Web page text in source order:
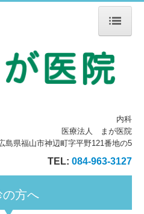
内科
医療法人 まが医院
島県福山市神辺町字平野121番地の5
TEL: 084-963-3127
の方へ